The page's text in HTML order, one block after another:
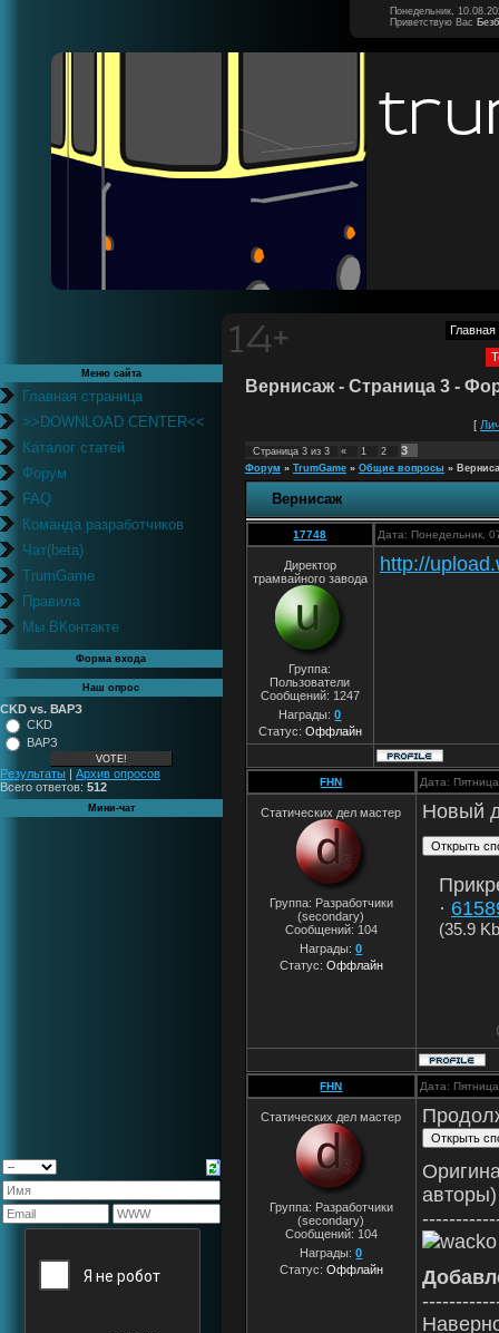
Понедельник,
Приветствую Вас
Главная
Меню сайта
Главная страница
>>DOWNLOAD CENTER<<
Каталог статей
Форум
FAQ
Команда разработчиков
Чат(beta)
TrumGame
Правила
Мы ВКонтакте
Форма входа
Наш опрос
CKD vs. ВАРЗ
CKD
ВАРЗ
Результаты | Архив опросов
Всего ответов: 512
Мини-чат
Вернисаж - Страница 3 -
[
Страница 3 из 3 « 1 2 3
Форум » TrumGame » Общие вопросы »
Вернисаж
17748 Дата: Понедельник,
Директор
трамвайного завода
Группа:
Пользователи
Сообщений: 1247
Награды:0
Статус: Оффлайн
http://
FHN Дата:
Статических дел мастер
Группа: Разработчики
(secondary)
Сообщений: 104
Награды:0
Статус: Оффлайн
Новый
·
(35.9
FHN Дата:
Статических дел мастер
Группа: Разработчики
(secondary)
Сообщений: 104
Награды:0
Статус: Оффлайн